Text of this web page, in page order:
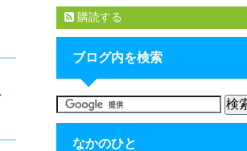
購読する
ブログ内を検索
なかのひと